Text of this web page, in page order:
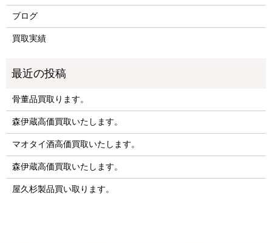
ブログ
買取実績
骨董品買取ります。
森伊蔵高価買取いたします。
マオタイ酒高価買取いたします。
森伊蔵高価買取いたします。
屋久杉製品買い取ります。